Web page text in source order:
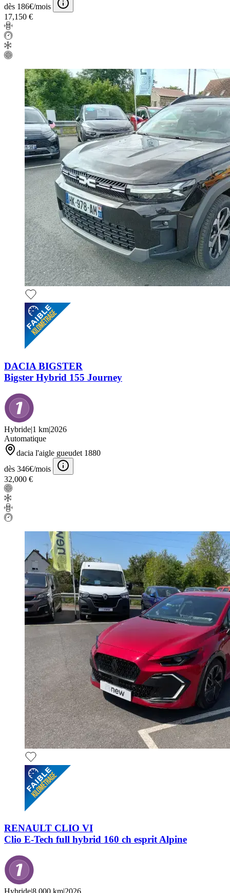
dès 186€/mois
17,150 €
DACIA BIGSTER
Bigster Hybrid 155 Journey
Hybride|1 km|2026
Automatique
dacia l'aigle gueudet 1880
dès 346€/mois
32,000 €
RENAULT CLIO VI
Clio E-Tech full hybrid 160 ch esprit Alpine
Hybride|8,000 km|2026